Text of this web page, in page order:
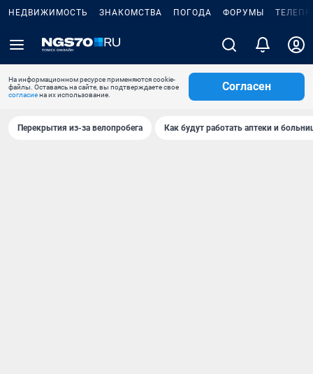
НЕДВИЖИМОСТЬ ЗНАКОМСТВА ПОГОДА ФОРУМЫ
На информационном ресурсе применяются cookie-
файлы. Оставаясь на сайте, вы подтверждаете свое
согласиена их использование.
Согласен
Перекрытия из-за велопробега Как будут работать аптеки и